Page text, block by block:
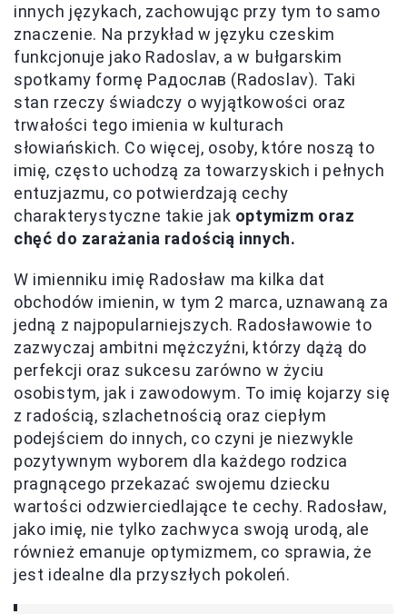
innych językach, zachowując przy tym to samo
znaczenie. Na przykład w języku czeskim
funkcjonuje jako Radoslav, a w bułgarskim
spotkamy formę Радослав (Radoslav). Taki
stan rzeczy świadczy o wyjątkowości oraz
trwałości tego imienia w kulturach
słowiańskich. Co więcej, osoby, które noszą to
imię, często uchodzą za towarzyskich i pełnych
entuzjazmu, co potwierdzają cechy
charakterystyczne takie jak optymizm oraz
chęć do zarażania radością innych.
W imienniku imię Radosław ma kilka dat
obchodów imienin, w tym 2 marca, uznawaną za
jedną z najpopularniejszych. Radosławowie to
zazwyczaj ambitni mężczyźni, którzy dążą do
perfekcji oraz sukcesu zarówno w życiu
osobistym, jak i zawodowym. To imię kojarzy się
z radością, szlachetnością oraz ciepłym
podejściem do innych, co czyni je niezwykle
pozytywnym wyborem dla każdego rodzica
pragnącego przekazać swojemu dziecku
wartości odzwierciedlające te cechy. Radosław,
jako imię, nie tylko zachwyca swoją urodą, ale
również emanuje optymizmem, co sprawia, że
jest idealne dla przyszłych pokoleń.